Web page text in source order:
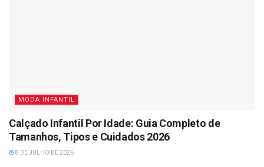
MODA INFANTIL
Calçado Infantil Por Idade: Guia Completo de
Tamanhos, Tipos e Cuidados 2026
8 DE JULHO DE 2026